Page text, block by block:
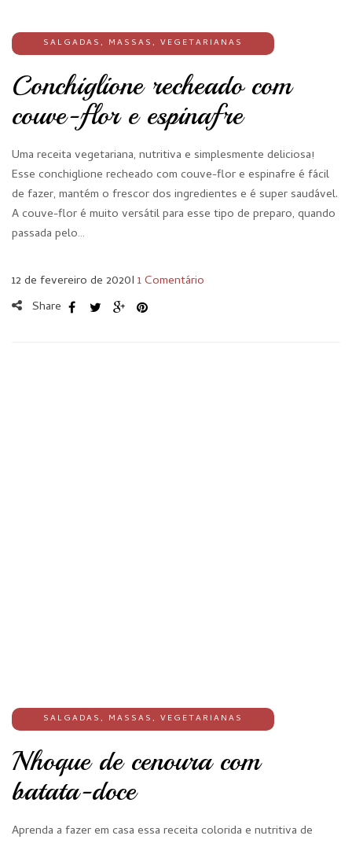
SALGADAS, MASSAS, VEGETARIANAS
Conchiglione recheado com
couve-flor e espinafre
Uma receita vegetariana, nutritiva e simplesmente deliciosa!
Esse conchiglione recheado com couve-flor e espinafre é fácil
de fazer, mantém o frescor dos ingredientes e é super saudável.
A couve-flor é muito versátil para esse tipo de preparo, quando
passada pelo…
12 de fevereiro de 2020I 1 Comentário
Share
SALGADAS, MASSAS, VEGETARIANAS
Nhoque de cenoura com
batata-doce
Aprenda a fazer em casa essa receita colorida e nutritiva de